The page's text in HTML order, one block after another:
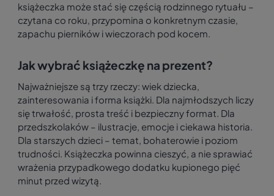
książeczka może stać się częścią rodzinnego rytuału –
czytana co roku, przypomina o konkretnym czasie,
zapachu pierników i wieczorach pod kocem.
Jak wybrać książeczkę na prezent?
Najważniejsze są trzy rzeczy: wiek dziecka,
zainteresowania i forma książki. Dla najmłodszych liczy
się trwałość, prosta treść i bezpieczny format. Dla
przedszkolaków – ilustracje, emocje i ciekawa historia.
Dla starszych dzieci – temat, bohaterowie i poziom
trudności. Książeczka powinna cieszyć, a nie sprawiać
wrażenia przypadkowego dodatku kupionego pięć
minut przed wizytą.